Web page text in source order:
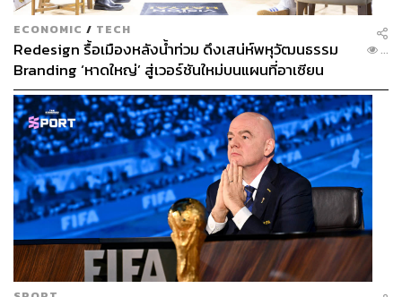
ECONOMIC / TECH
Redesign รื้อเมืองหลังน้ำท่วม ดึงเสน่ห์พหุวัฒนธรรม
Branding ‘หาดใหญ่’ สู่เวอร์ชันใหม่บนแผนที่อาเซียน
...